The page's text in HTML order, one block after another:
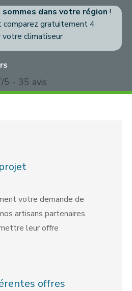
sommes dans votre région !
comparez gratuitement 4
votre climatiseur
5 - 35 avis
votre demande de
artisans partenaires
leur offre
offres